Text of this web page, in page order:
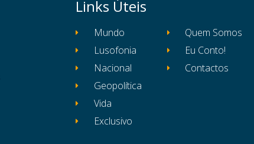
Links Úteis
Mundo
Lusofonia
Nacional
Geopolítica
Vida
Exclusivo
Quem Somos
Eu Conto!
Contactos